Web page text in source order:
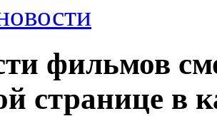
фильмов
странице в